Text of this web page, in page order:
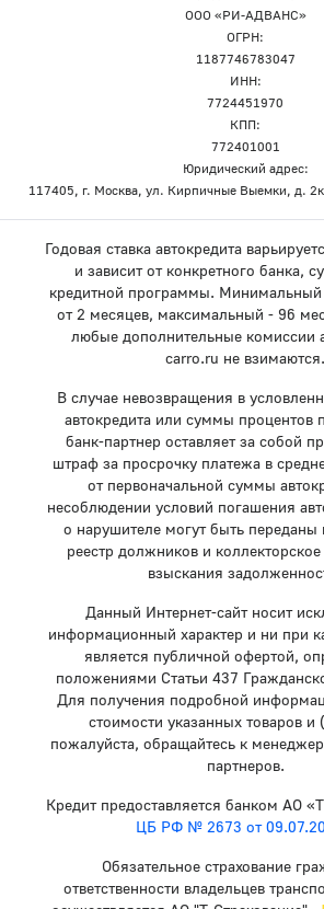
ООО «РИ-АДВАНС»
ОГРН:
1187746783047
ИНН:
7724451970
КПП:
772401001
Юридический адрес:
117405, г. Москва, ул. Кирпичные Выемки, д.
Годовая ставка автокредита
и зависит от конкретного банка,
кредитной программы. Минимальный
от 2 месяцев, максимальный - 96
любые дополнительные комиссии
carro.ru не взимаются.
В случае невозвращения в
автокредита или суммы процентов
банк-партнер оставляет за собой
штраф за просрочку платежа в
от первоначальной суммы
несоблюдении условий погашения
о нарушителе могут быть переданы
реестр должников и коллекторское
взыскания
Данный Интернет-сайт носит
информационный характер и ни при
является публичной офертой,
положениями Статьи 437
Для получения подробной
стоимости указанных товаров и
пожалуйста, обращайтесь к
партнеров.
Кредит предоставляется банком АО
ЦБ РФ № 2673 от
Обязательное страхование
ответственности владельцев